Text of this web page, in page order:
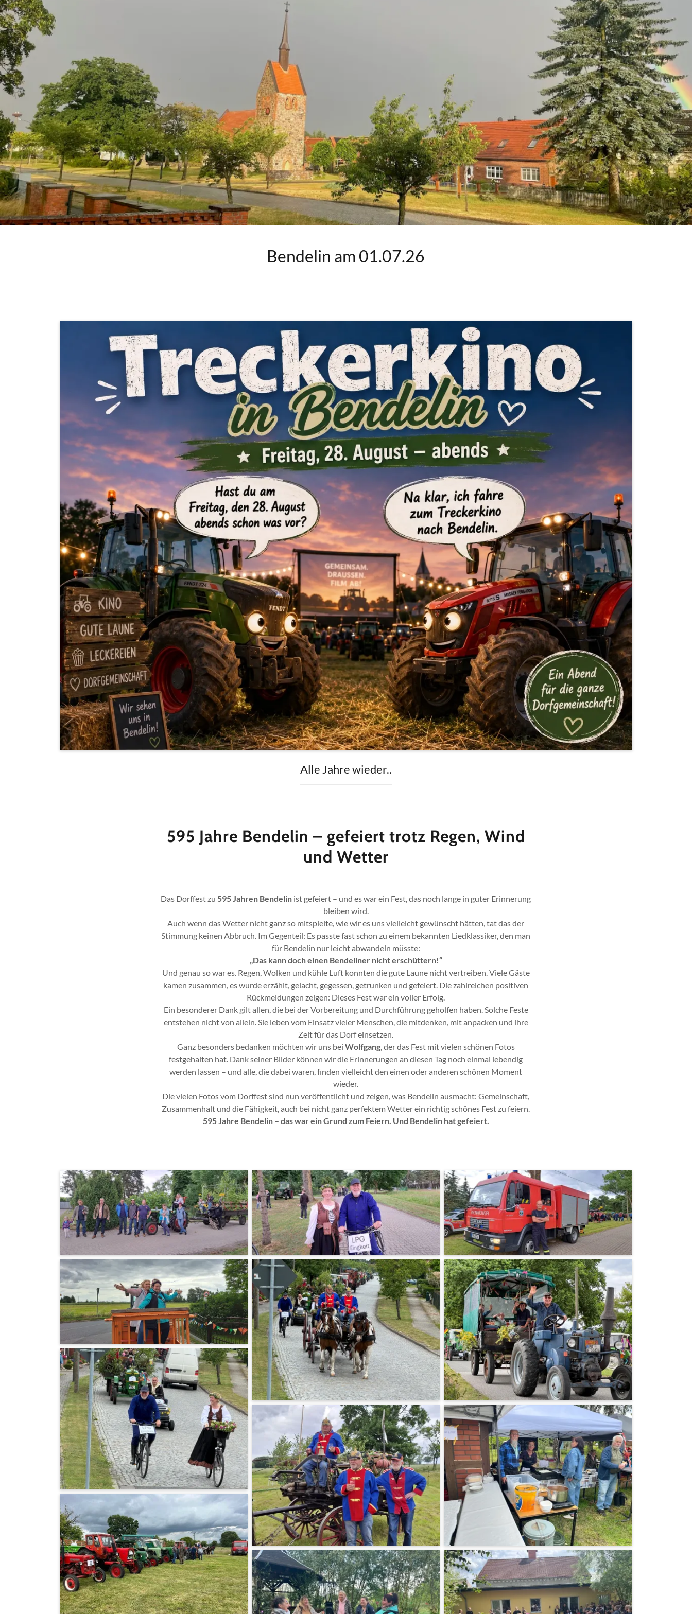
Bendelin am 01.07.26
Alle Jahre wieder..
595 Jahre Bendelin – gefeiert trotz Regen, Wind
und Wetter
Das Dorffest zu 595 Jahren Bendelin ist gefeiert – und es war ein Fest, das noch lange in guter Erinnerung
bleiben wird.
Auch wenn das Wetter nicht ganz so mitspielte, wie wir es uns vielleicht gewünscht hätten, tat das der
Stimmung keinen Abbruch. Im Gegenteil: Es passte fast schon zu einem bekannten Liedklassiker, den man
für Bendelin nur leicht abwandeln müsste:
„Das kann doch einen Bendeliner nicht erschüttern!“
Und genau so war es. Regen, Wolken und kühle Luft konnten die gute Laune nicht vertreiben. Viele Gäste
kamen zusammen, es wurde erzählt, gelacht, gegessen, getrunken und gefeiert. Die zahlreichen positiven
Rückmeldungen zeigen: Dieses Fest war ein voller Erfolg.
Ein besonderer Dank gilt allen, die bei der Vorbereitung und Durchführung geholfen haben. Solche Feste
entstehen nicht von allein. Sie leben vom Einsatz vieler Menschen, die mitdenken, mit anpacken und ihre
Zeit für das Dorf einsetzen.
Ganz besonders bedanken möchten wir uns bei Wolfgang, der das Fest mit vielen schönen Fotos
festgehalten hat. Dank seiner Bilder können wir die Erinnerungen an diesen Tag noch einmal lebendig
werden lassen – und alle, die dabei waren, finden vielleicht den einen oder anderen schönen Moment
wieder.
Die vielen Fotos vom Dorffest sind nun veröffentlicht und zeigen, was Bendelin ausmacht: Gemeinschaft,
Zusammenhalt und die Fähigkeit, auch bei nicht ganz perfektem Wetter ein richtig schönes Fest zu feiern.
595 Jahre Bendelin – das war ein Grund zum Feiern. Und Bendelin hat gefeiert.